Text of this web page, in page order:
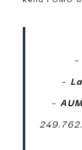
–
–
–